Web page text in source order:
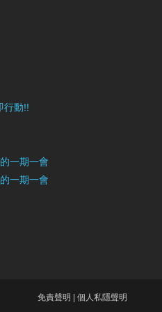
行動!!
一期一會
一期一會
免責聲明 | 個人私隱聲明